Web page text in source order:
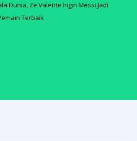
Dunia, Ze Valente Ingin Messi Jadi
Terbaik